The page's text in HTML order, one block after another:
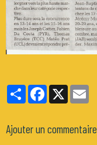
PartagerFacebook
X
Ajouter un commentaire